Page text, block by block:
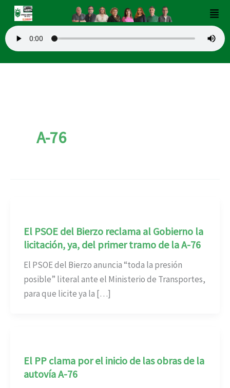
contenido
A-76
El PSOE del Bierzo reclama al Gobierno la
licitación, ya, del primer tramo de la A-76
El PSOE del Bierzo anuncia “toda la presión
posible” literal ante el Ministerio de Transportes,
para que licite ya la […]
El PP clama por el inicio de las obras de la
autovía A-76